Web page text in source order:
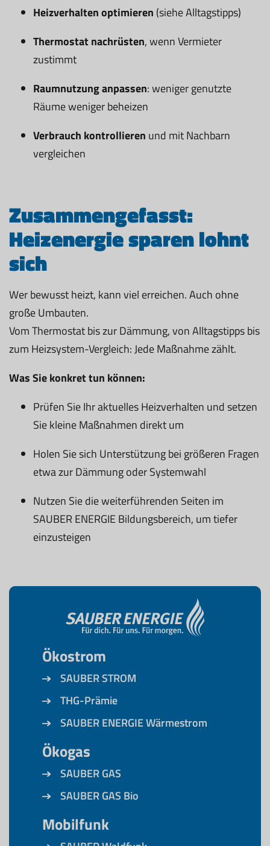
Heizverhalten optimieren (siehe Alltagstipps)
Thermostat nachrüsten, wenn Vermieter
zustimmt
Raumnutzung anpassen: weniger genutzte
Räume weniger beheizen
Verbrauch kontrollieren und mit Nachbarn
vergleichen
Zusammengefasst:
Heizenergie sparen lohnt
sich
Wer bewusst heizt, kann viel erreichen. Auch ohne
große Umbauten.
Vom Thermostat bis zur Dämmung, von Alltagstipps bis
zum Heizsystem-Vergleich: Jede Maßnahme zählt.
Was Sie konkret tun können:
Prüfen Sie Ihr aktuelles Heizverhalten und setzen
Sie kleine Maßnahmen direkt um
Holen Sie sich Unterstützung bei größeren Fragen
etwa zur Dämmung oder Systemwahl
Nutzen Sie die weiterführenden Seiten im
SAUBER ENERGIE Bildungsbereich, um tiefer
einzusteigen
Ökostrom
SAUBER STROM
THG-Prämie
SAUBER ENERGIE Wärmestrom
Ökogas
SAUBER GAS
SAUBER GAS Bio
Mobilfunk